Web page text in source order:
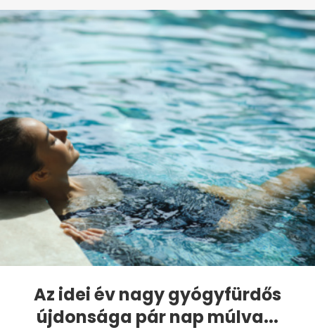
Az idei év nagy gyógyfürdős
újdonsága pár nap múlva...